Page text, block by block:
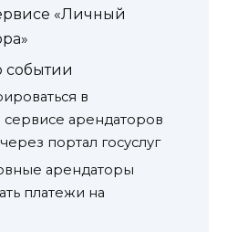
«Личный
событии
в
арендаторов
портал госуслуг
арендаторы
платежи на